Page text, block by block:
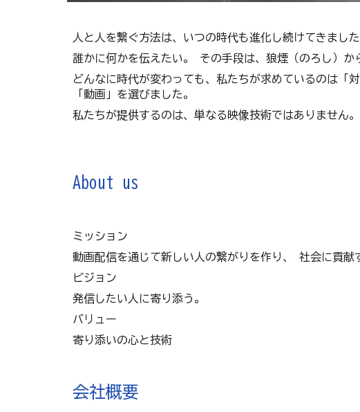
人と人を繋ぐ方法は、いつの時代も進化し続けてきました
誰かに何かを伝えたい。 その手段は、狼煙（のろし）か
どんなに時代が変わっても、私たちが求めているのは「
「動画」を選びました。
私たちが提供するのは、単なる映像技術ではありません
About us
ミッション
動画配信を通じて新しい人の繋がりを作り、 社会に貢献
ビジョン
発信したい人に寄り添う。
バリュー
寄り添いの心と技術
会社概要